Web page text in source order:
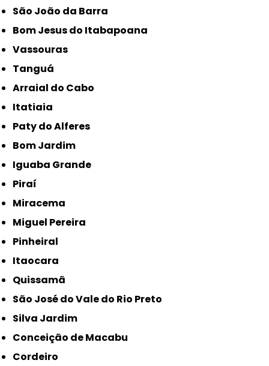
São João da Barra
Bom Jesus do Itabapoana
Vassouras
Tanguá
Arraial do Cabo
Itatiaia
Paty do Alferes
Bom Jardim
Iguaba Grande
Piraí
Miracema
Miguel Pereira
Pinheiral
Itaocara
Quissamã
São José do Vale do Rio Preto
Silva Jardim
Conceição de Macabu
Cordeiro